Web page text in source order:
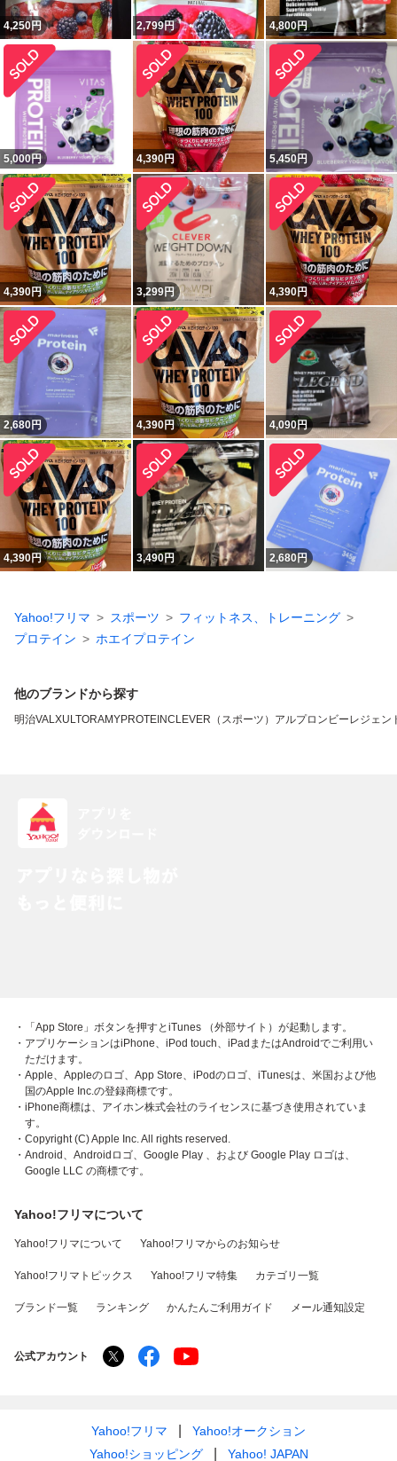
4,250円 2,799円 4,800円
5,000円 4,390円 5,450円
4,390円 3,299円 4,390円
2,680円 4,390円 4,090円
4,390円 3,490円 2,680円
Yahoo!フリマ スポーツ
フィットネス、トレーニング
プロテイン
ホエイプロテイン
他のブランドから探す
明治VALXULTORAMYPROTEINCLEVER（スポーツ） アルプロン ビーレジェン
・「App Store」ボタンを押すとiTunes （外部サイト）が起動します。
・アプリケーションはiPhone、iPod touch、iPadまたはAndroidでご利用い
ただけます。
・Apple、Appleのロゴ、App Store、iPodのロゴ、iTunesは、米国および他
国のApple Inc.の登録商標です。
・iPhone商標は、アイホン株式会社のライセンスに基づき使用されていま
す。
・Copyright (C) Apple Inc. All rights reserved.
・Android、Androidロゴ、Google Play 、および Google Play ロゴは、
Google LLC の商標です。
Yahoo!フリマについて
Yahoo!フリマについて Yahoo!フリマからのお知らせ
Yahoo!フリマトピックス Yahoo!フリマ特集 カテゴリ一覧
ブランド一覧 ランキング かんたんご利用ガイド メール通知設定
公式アカウント
Yahoo!フリマ
Yahoo!オークション
Yahoo!ショッピング
Yahoo! JAPAN